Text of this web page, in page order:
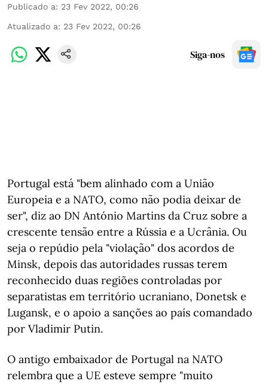
Publicado a: 23 Fev 2022, 00:26
Atualizado a: 23 Fev 2022, 00:26
Siga-nos
Portugal está "bem alinhado com a União
Europeia e a NATO, como não podia deixar de
ser", diz ao DN António Martins da Cruz sobre a
crescente tensão entre a Rússia e a Ucrânia. Ou
seja o repúdio pela "violação" dos acordos de
Minsk, depois das autoridades russas terem
reconhecido duas regiões controladas por
separatistas em território ucraniano, Donetsk e
Lugansk, e o apoio a sanções ao país comandado
por Vladimir Putin.
O antigo embaixador de Portugal na NATO
relembra que a UE esteve sempre "muito